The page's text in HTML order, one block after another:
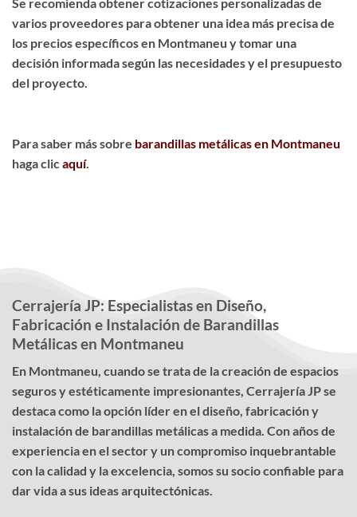
varios proveedores para obtener una idea más precisa de
los precios específicos en Montmaneu y tomar una
decisión informada según las necesidades y el presupuesto
del proyecto.
Para saber más sobre barandillas metálicas en Montmaneu
haga clicaquí.
Cerrajería JP: Especialistas en Diseño,
Fabricación e Instalación de Barandillas
Metálicas en Montmaneu
En Montmaneu, cuando se trata de la creación de espacios
seguros y estéticamente impresionantes, Cerrajería JP se
destaca como la opción líder en el diseño, fabricación y
instalación de barandillas metálicas a medida. Con años de
experiencia en el sector y un compromiso inquebrantable
con la calidad y la excelencia, somos su socio confiable para
dar vida a sus ideas arquitectónicas.